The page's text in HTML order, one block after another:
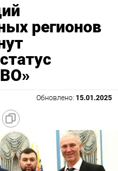
регионов
Обновлено: 15.01.2025